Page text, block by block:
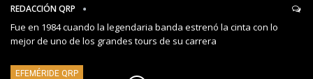
REDACCIÓN QRP
Fue en 1984 cuando la legendaria banda estrenó la cinta con lo
mejor de uno de los grandes tours de su carrera
EFEMÉRIDE QRP